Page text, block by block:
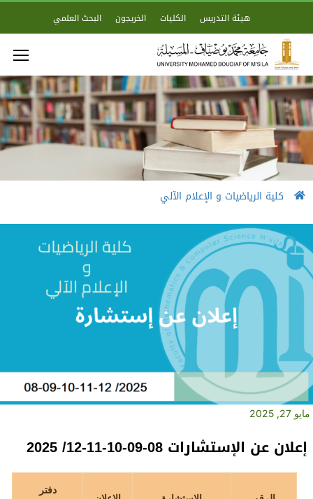
هيئة التدريس الكليات الخريجون البحث العلمي
كلية الرياضيات و الإعلام الآلي
مايو 27, 2025
إعلان عن الإستشارات 08-09-10-11-12/ 2025
دفتر